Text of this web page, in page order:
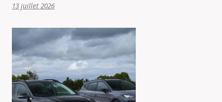
13 juillet 2026